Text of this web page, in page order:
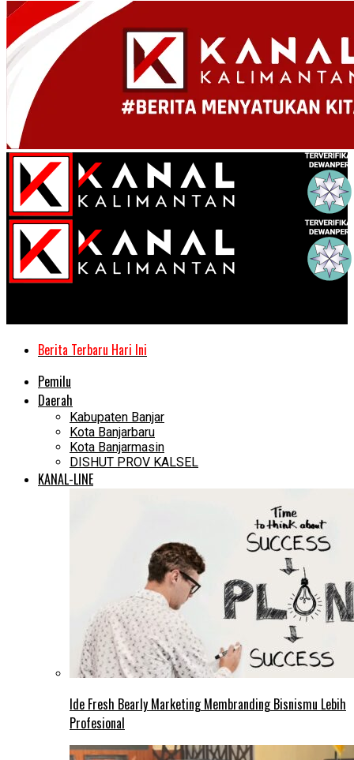
Berita Terbaru Hari Ini
Pemilu
Daerah
Kabupaten Banjar
Kota Banjarbaru
Kota Banjarmasin
DISHUT PROV KALSEL
KANAL-LINE
Ide Fresh Bearly Marketing Membranding Bisnismu Lebih
Profesional